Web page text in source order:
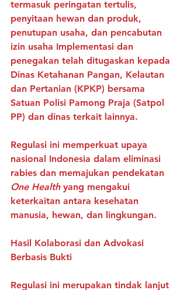
termasuk peringatan tertulis,
penyitaan hewan dan produk,
penutupan usaha, dan pencabutan
izin usaha Implementasi dan
penegakan telah ditugaskan kepada
Dinas Ketahanan Pangan, Kelautan
dan Pertanian (KPKP) bersama
Satuan Polisi Pamong Praja (Satpol
PP) dan dinas terkait lainnya.
Regulasi ini memperkuat upaya
nasional Indonesia dalam eliminasi
rabies dan memajukan pendekatan
One Health yang mengakui
keterkaitan antara kesehatan
manusia, hewan, dan lingkungan.
Hasil Kolaborasi dan Advokasi
Berbasis Bukti
Regulasi ini merupakan tindak lanjut